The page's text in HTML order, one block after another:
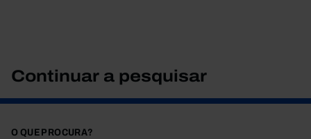
Continuar a pesquisar
O QUE PROCURA?